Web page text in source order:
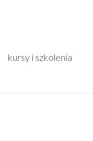
kursy i szkolenia